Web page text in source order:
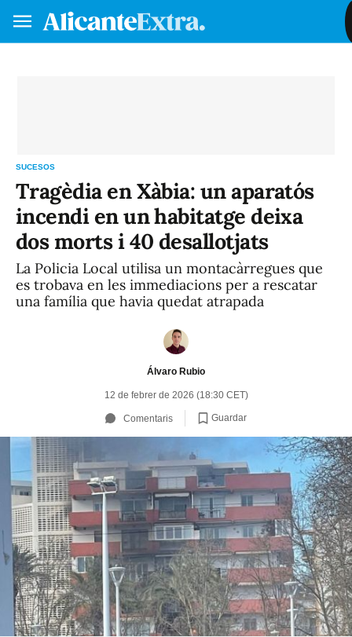
SUCESOS
Tragèdia en Xàbia: un aparatós
incendi en un habitatge deixa
dos morts i 40 desallotjats
La Policia Local utilisa un montacàrregues que
es trobava en les immediacions per a rescatar
una família que havia quedat atrapada
Álvaro Rubio
12 de febrer de 2026 (18:30 CET)
Comentaris Guardar